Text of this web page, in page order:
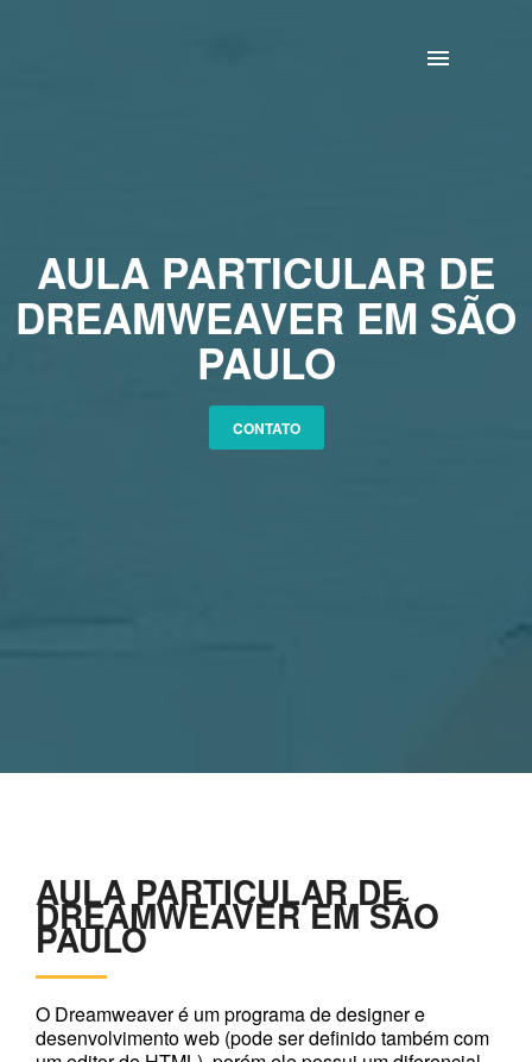
AULA PARTICULAR DE
DREAMWEAVER EM SÃO
PAULO
CONTATO
AULA PARTICULAR DE
DREAMWEAVER EM SÃO
PAULO
O Dreamweaver é um programa de designer e
desenvolvimento web (pode ser definido também com